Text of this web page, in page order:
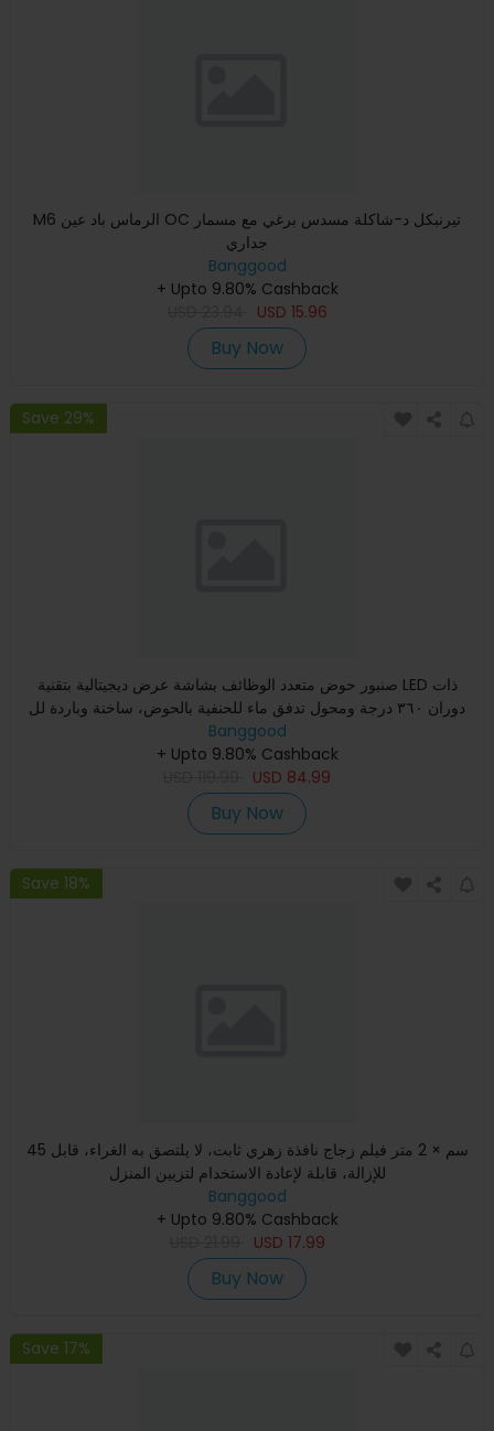
M6 الرماس باد عين OC تيرنبكل د-شاكلة مسدس برغي مع مسمار
جداري
Banggood
+ Upto 9.80% Cashback
USD 15.96
Buy Now
Save 29%
صنبور حوض متعدد الوظائف بشاشة عرض ديجيتالية بتقنية LED ذات
دوران ٣٦٠ درجة ومحول تدفق ماء للحنفية بالحوض، ساخنة وباردة لل
Banggood
+ Upto 9.80% Cashback
USD 84.99
Buy Now
Save 18%
45 سم × 2 متر فيلم زجاج نافذة زهري ثابت، لا يلتصق به الغراء، قابل
للإزالة، قابلة لإعادة الاستخدام لتزيين المنزل
Banggood
+ Upto 9.80% Cashback
USD 17.99
Buy Now
Save 17%